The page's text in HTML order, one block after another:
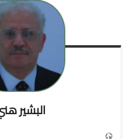
البشيرهني